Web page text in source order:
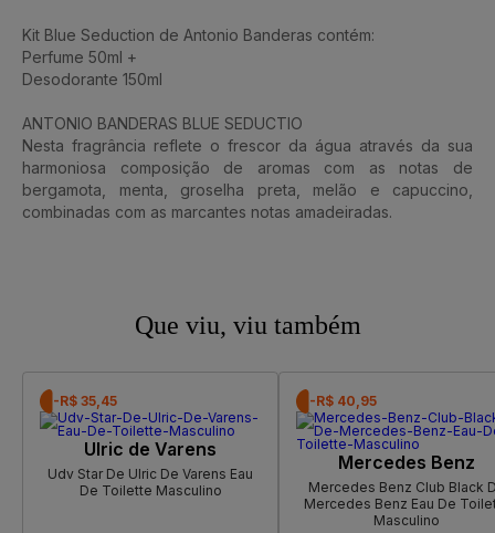
Kit Blue Seduction de Antonio Banderas contém:
Perfume 50ml +
Desodorante 150ml
ANTONIO BANDERAS BLUE SEDUCTIO
Nesta fragrância reflete o frescor da água através da sua
harmoniosa composição de aromas com as notas de
bergamota, menta, groselha preta, melão e capuccino,
combinadas com as marcantes notas amadeiradas.
Que viu, viu também
-R$ 35,45
Ulric de Varens
Udv Star De Ulric De Varens Eau
De Toilette Masculino
-R$ 40,95
Mercedes Benz
Mercedes Benz Club Black
Mercedes Benz Eau De
Masculino